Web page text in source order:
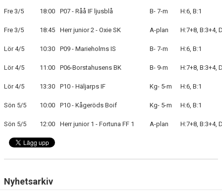
BLI MEDLEM
Fre 3/5 18:00 P07 - Råå IF ljusblå B- 7-m H:6, B:1
Fre 3/5 18:45 Herr junior 2 - Oxie SK A-plan H:7+8, B:3+4,
Lör 4/5 10:30 P09 - Marieholms IS B- 7-m H:6, B:1
Lör 4/5 11:00 P06-Borstahusens BK B- 9-m H:7+8, B:3+4,
Lör 4/5 13:30 P10 - Häljarps IF Kg- 5-m H:6, B:1
Sön 5/5 10:00 P10 - Kågeröds Boif Kg- 5-m H:6, B:1
Sön 5/5 12:00 Herr junior 1 - Fortuna FF 1 A-plan H:7+8, B:3+4,
Nyhetsarkiv